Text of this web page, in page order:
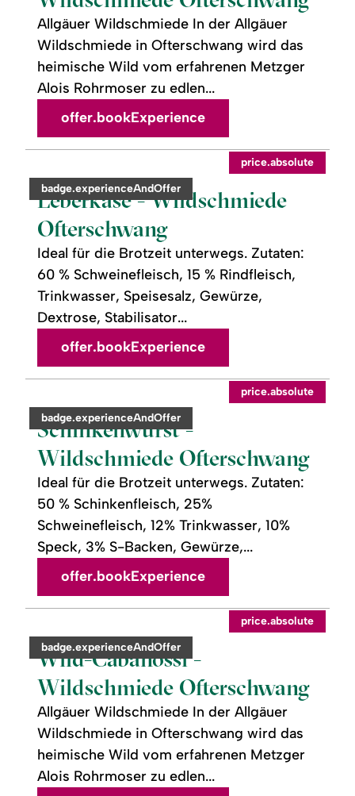
Allgäuer Wildschmiede In der Allgäuer
Wildschmiede in Ofterschwang wird das
heimische Wild vom erfahrenen Metzger
Alois Rohrmoser zu edlen...
offer.bookExperience
category:
badge.experienceAndOffer
price.absolute
Leberkäse - Wildschmiede
Ofterschwang
Ideal für die Brotzeit unterwegs. Zutaten:
60 % Schweinefleisch, 15 % Rindfleisch,
Trinkwasser, Speisesalz, Gewürze,
Dextrose, Stabilisator...
readmore:
Wildschmiede
Ofterschwang
offer.bookExperience
category:
badge.experienceAndOffer
price.absolute
Schinkenwurst -
Wildschmiede Ofterschwang
Ideal für die Brotzeit unterwegs. Zutaten:
50 % Schinkenfleisch, 25%
Schweinefleisch, 12% Trinkwasser, 10%
Speck, 3% S-Backen, Gewürze,...
readmore:
Wildschmiede
Ofterschwang
offer.bookExperience
category:
badge.experienceAndOffer
price.absolute
Wild-Cabanossi -
Wildschmiede Ofterschwang
Allgäuer Wildschmiede In der Allgäuer
Wildschmiede in Ofterschwang wird das
heimische Wild vom erfahrenen Metzger
Alois Rohrmoser zu edlen...
readmore:
Cabanossi
Wildschmiede
Ofterschwang